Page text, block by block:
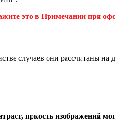
это в Примечании при
случаев они рассчитаны на
яркость изображений